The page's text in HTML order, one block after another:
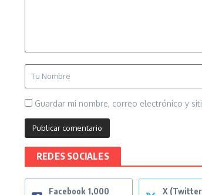
Guardar mi nombre, correo electrónico y
REDES SOCIALES
Facebook 1,000 X